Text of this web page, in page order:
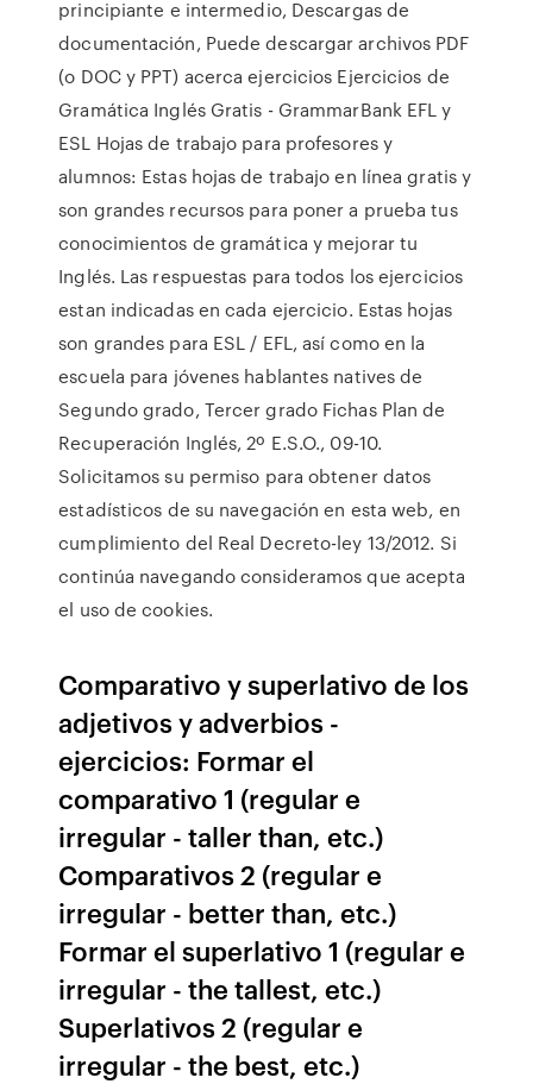
principiante e intermedio, Descargas de
documentación, Puede descargar archivos PDF
(o DOC y PPT) acerca ejercicios Ejercicios de
Gramática Inglés Gratis - GrammarBank EFL y
ESL Hojas de trabajo para profesores y
alumnos: Estas hojas de trabajo en línea gratis y
son grandes recursos para poner a prueba tus
conocimientos de gramática y mejorar tu
Inglés. Las respuestas para todos los ejercicios
estan indicadas en cada ejercicio. Estas hojas
son grandes para ESL / EFL, así como en la
escuela para jóvenes hablantes natives de
Segundo grado, Tercer grado Fichas Plan de
Recuperación Inglés, 2º E.S.O., 09-10.
Solicitamos su permiso para obtener datos
estadísticos de su navegación en esta web, en
cumplimiento del Real Decreto-ley 13/2012. Si
continúa navegando consideramos que acepta
el uso de cookies.
Comparativo y superlativo de los
adjetivos y adverbios -
ejercicios: Formar el
comparativo 1 (regular e
irregular - taller than, etc.)
Comparativos 2 (regular e
irregular - better than, etc.)
Formar el superlativo 1 (regular e
irregular - the tallest, etc.)
Superlativos 2 (regular e
irregular - the best, etc.)